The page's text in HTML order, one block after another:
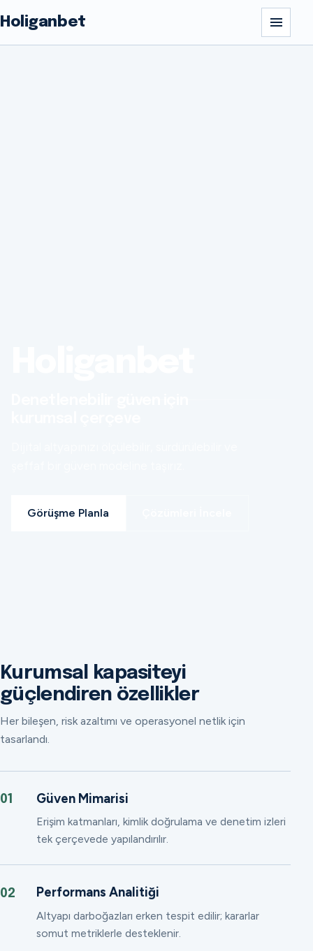
Holiganbet
Görüşme Planla
Kurumsal kapasiteyi
güçlendiren özellikler
Her bileşen, risk azaltımı ve operasyonel netlik için
tasarlandı.
01 Güven Mimarisi
Erişim katmanları, kimlik doğrulama ve denetim izleri
tek çerçevede yapılandırılır.
02 Performans Analitiği
Altyapı darboğazları erken tespit edilir; kararlar
somut metriklerle desteklenir.